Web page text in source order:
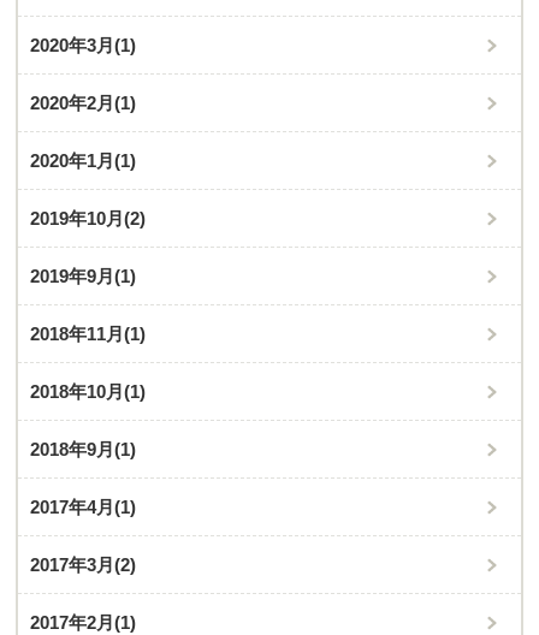
2020年3月(1)
2020年2月(1)
2020年1月(1)
2019年10月(2)
2019年9月(1)
2018年11月(1)
2018年10月(1)
2018年9月(1)
2017年4月(1)
2017年3月(2)
2017年2月(1)